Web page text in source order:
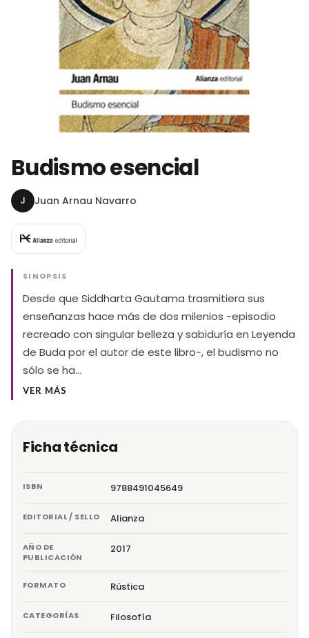
Budismo esencial
J Juan Arnau Navarro
SINOPSIS
Desde que Siddharta Gautama trasmitiera sus
enseñanzas hace más de dos milenios -episodio
recreado con singular belleza y sabiduría en Leyenda
de Buda por el autor de este libro-, el budismo no
sólo se ha…
VER MÁS
Ficha técnica
ISBN 9788491045649
EDITORIAL / SELLO Alianza
AÑO DE
PUBLICACIÓN
2017
FORMATO Rústica
CATEGORÍAS Filosofía